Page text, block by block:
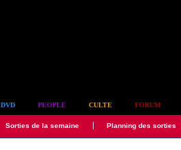
DVD PEOPLE CULTE FORUM
Sorties de la semaine Planning des sorties